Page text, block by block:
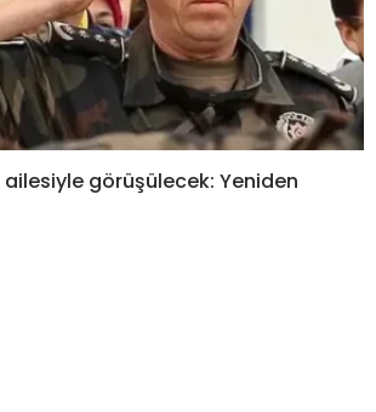
ailesiyle görüşülecek: Yeniden